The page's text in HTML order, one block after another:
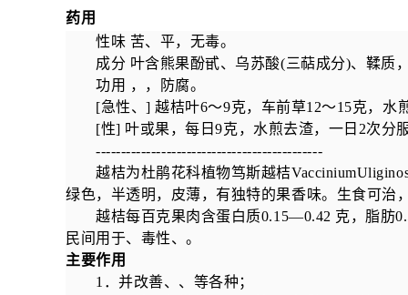
药用
性味 苦、平，无毒。
成分 叶含熊果酚甙、乌苏酸(三萜成分)、鞣质
功用 ，，防腐。
[急性、]越桔叶6～9克，车前草12～15克，水
[性] 叶或果，每日9克，水煎去渣，一日 2次分
---------------------------------------------
越桔为杜鹃花科植物笃斯越桔
绿色，半透明，皮薄，有独特的果香味。生食可治
越桔每百克果肉含蛋白质0.15—0.42 克，脂肪
民间用于、毒性、。
主要作用
1 ．并改善、、等各种；